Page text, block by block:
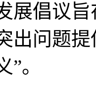
展倡议
出问题
。